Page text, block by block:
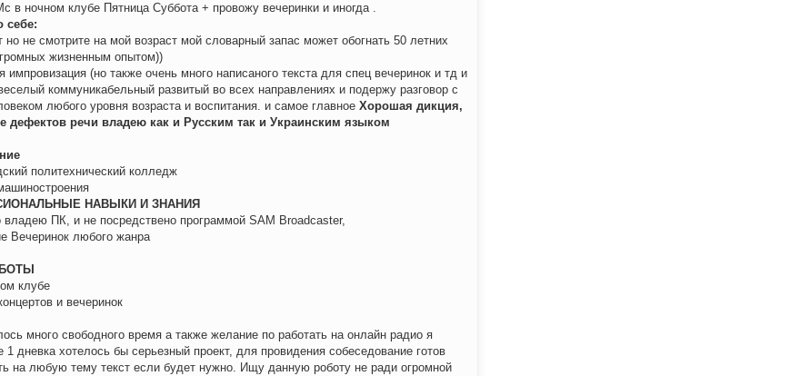
в ночном клубе Пятница Суббота + провожу вечеринки и иногда .
себе:
но не смотрите на мой возраст мой словарный запас может обогнать 50 летних
жизненным опытом))
импровизация (но также очень много написаного текста для спец вечеринок и тд и
коммуникабельный развитый во всех направлениях и подержу разговор с
любого уровня возраста и воспитания. и самое главное Хорошая дикция,
дефектов речи владею как и Русским так и Украинским языком
политехнический колледж
НАВЫКИ И ЗНАНИЯ
владею ПК, и не посредствено программой SAM Broadcaster,
Вечеринок любого жанра
клубе
и вечеринок
много свободного время а также желание по работать на онлайн радио я
1 дневка хотелось бы серьезный проект, для провидения собеседование готов
на любую тему текст если будет нужно. Ищу данную роботу не ради огромной